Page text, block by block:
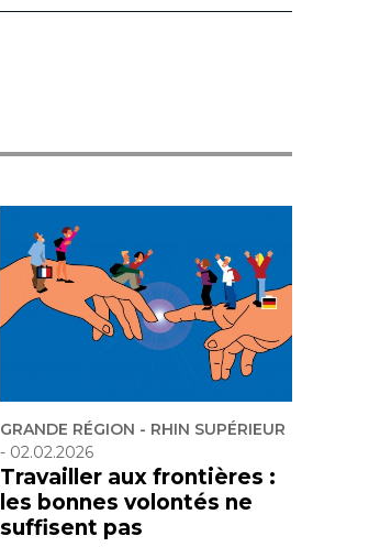
GRANDE RÉGION - RHIN SUPÉRIEUR
- 02.02.2026
Travailler aux frontières :
les bonnes volontés ne
suffisent pas